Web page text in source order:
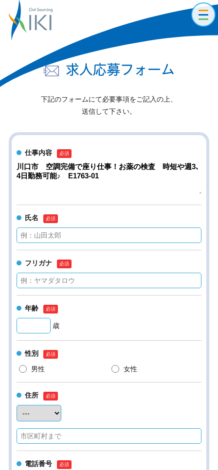
求人応募フォーム
下記のフォームにて必要事項をご記入の上、
送信して下さい。
仕事内容
氏名
フリガナ
年齢
歳
性別
男性
女性
住所
電話番号